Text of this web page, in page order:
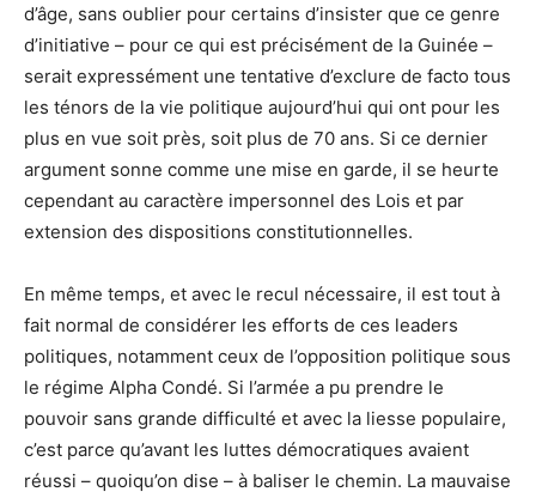
d’âge, sans oublier pour certains d’insister que ce genre
d’initiative – pour ce qui est précisément de la Guinée –
serait expressément une tentative d’exclure de facto tous
les ténors de la vie politique aujourd’hui qui ont pour les
plus en vue soit près, soit plus de 70 ans. Si ce dernier
argument sonne comme une mise en garde, il se heurte
cependant au caractère impersonnel des Lois et par
extension des dispositions constitutionnelles.
En même temps, et avec le recul nécessaire, il est tout à
fait normal de considérer les efforts de ces leaders
politiques, notamment ceux de l’opposition politique sous
le régime Alpha Condé. Si l’armée a pu prendre le
pouvoir sans grande difficulté et avec la liesse populaire,
c’est parce qu’avant les luttes démocratiques avaient
réussi – quoiqu’on dise – à baliser le chemin. La mauvaise